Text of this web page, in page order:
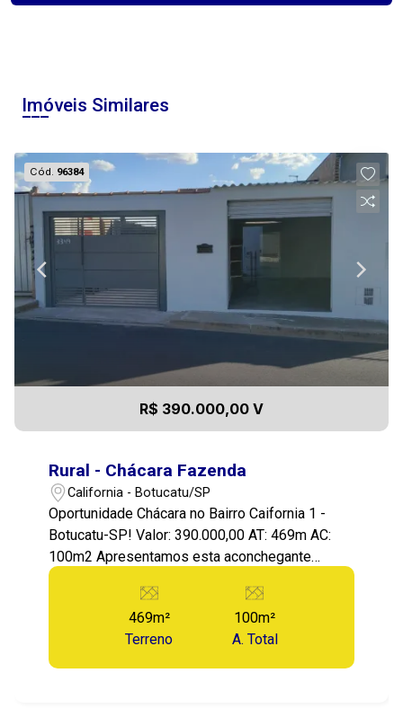
Imóveis Similares
Cód. 96384
R$ 390.000,00 V
Rural - Chácara Fazenda
California - Botucatu/SP
Oportunidade Chácara no Bairro Caifornia 1 -
Botucatu-SP! Valor: 390.000,00 AT: 469m AC:
100m2 Apresentamos esta aconchegante
chácara localizada em bairro residencial de
chárcaras California 1 em Botucatu, Uma região
tranquila, Lugar perfeito para quem busca
conforto e qualidade de vida! O terreno tem boa
topografia, com um belo e amplo espaço para
469m²
Terreno
100m²
A. Total